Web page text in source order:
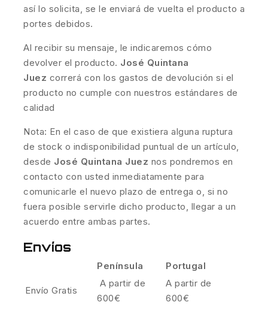
así lo solicita, se le enviará de vuelta el producto a
portes debidos.
Al recibir su mensaje, le indicaremos cómo
devolver el producto. José Quintana
Juez correrá con los gastos de devolución si el
producto no cumple con nuestros estándares de
calidad
Nota: En el caso de que existiera alguna ruptura
de stock o indisponibilidad puntual de un artículo,
desde José Quintana Juez nos pondremos en
contacto con usted inmediatamente para
comunicarle el nuevo plazo de entrega o, si no
fuera posible servirle dicho producto, llegar a un
acuerdo entre ambas partes.
Envíos
Península Portugal
Envío Gratis
A partir de
600€
A partir de
600€